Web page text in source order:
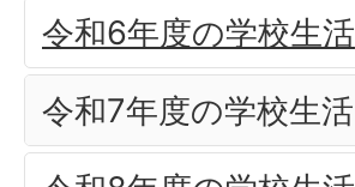
令和6年度の学校生活
令和7年度の学校生活